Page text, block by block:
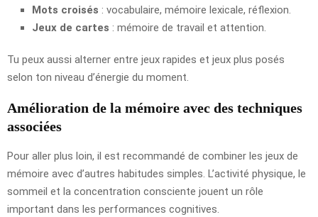
Mots croisés : vocabulaire, mémoire lexicale, réflexion.
Jeux de cartes : mémoire de travail et attention.
Tu peux aussi alterner entre jeux rapides et jeux plus posés
selon ton niveau d’énergie du moment.
Amélioration de la mémoire avec des techniques
associées
Pour aller plus loin, il est recommandé de combiner les jeux de
mémoire avec d’autres habitudes simples. L’activité physique, le
sommeil et la concentration consciente jouent un rôle
important dans les performances cognitives.